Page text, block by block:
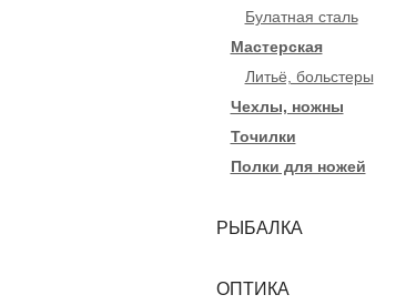
Булатная сталь
Мастерская
Литьё, больстеры
Чехлы, ножны
Точилки
Полки для ножей
РЫБАЛКА
ОПТИКА